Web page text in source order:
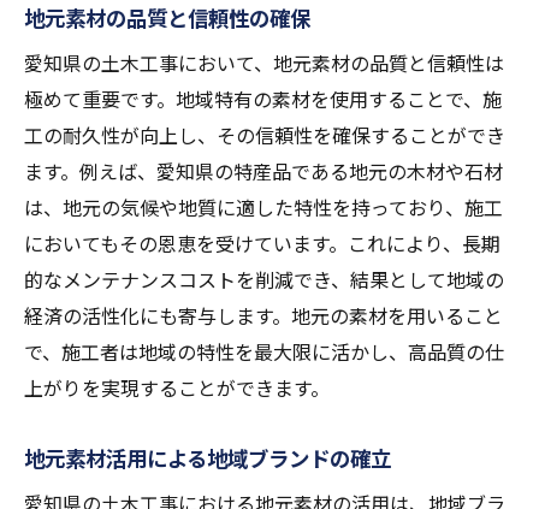
地元素材の品質と信頼性の確保
愛知県の土木工事において、地元素材の品質と信頼性は
極めて重要です。地域特有の素材を使用することで、施
工の耐久性が向上し、その信頼性を確保することができ
ます。例えば、愛知県の特産品である地元の木材や石材
は、地元の気候や地質に適した特性を持っており、施工
においてもその恩恵を受けています。これにより、長期
的なメンテナンスコストを削減でき、結果として地域の
経済の活性化にも寄与します。地元の素材を用いること
で、施工者は地域の特性を最大限に活かし、高品質の仕
上がりを実現することができます。
地元素材活用による地域ブランドの確立